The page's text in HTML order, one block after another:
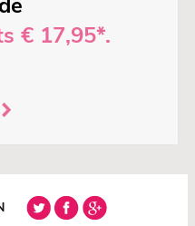
€ 17,95*.